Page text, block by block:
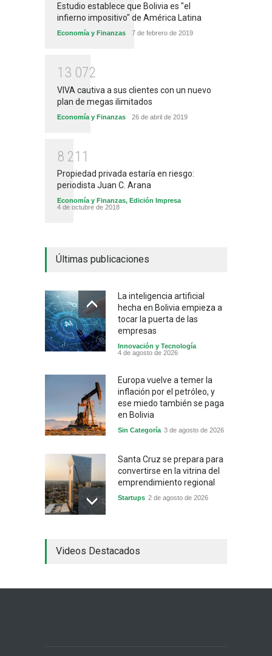
Estudio establece que Bolivia es "el
infierno impositivo" de América Latina
Economía y Finanzas 7 de febrero de 2019
1 3 072
VIVA cautiva a sus clientes con un nuevo
plan de megas ilimitados
Economía y Finanzas 26 de abril de 2019
8 21 1
Propiedad privada estaría en riesgo:
periodista Juan C. Arana
Economía y Finanzas, Edición Impresa
4 de octubre de 2018
Últimas publicaciones
La inteligencia artificial
hecha en Bolivia empieza a
tocar la puerta de las
empresas
Innovación y Tecnología
4 de agosto de 2026
Europa vuelve a temer la
inflación por el petróleo, y
ese miedo también se paga
en Bolivia
Sin Categoría 3 de agosto de 2026
Santa Cruz se prepara para
convertirse en la vitrina del
emprendimiento regional
Startups 2 de agosto de 2026
industrial y el golpe puede
Sin Categoría 1 de agosto de 2026
Videos Destacados